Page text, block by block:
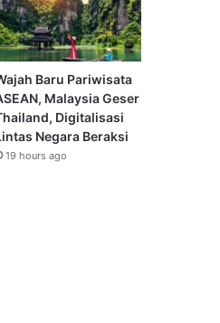
Baru Pariwisata
Malaysia Geser
Digitalisasi
Negara Beraksi
19 hours ago